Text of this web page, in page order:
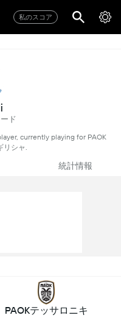
私のスコア
ド
currently playing for PAOK
リシャ.
統計情報
PAOKテッサロニキ